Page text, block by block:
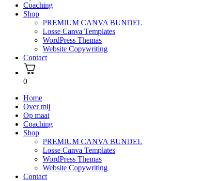
Coaching
Shop
PREMIUM CANVA BUNDEL
Losse Canva Templates
WordPress Themas
Website Copywriting
Contact
0
Home
Over mij
Op maat
Coaching
Shop
PREMIUM CANVA BUNDEL
Losse Canva Templates
WordPress Themas
Website Copywriting
Contact